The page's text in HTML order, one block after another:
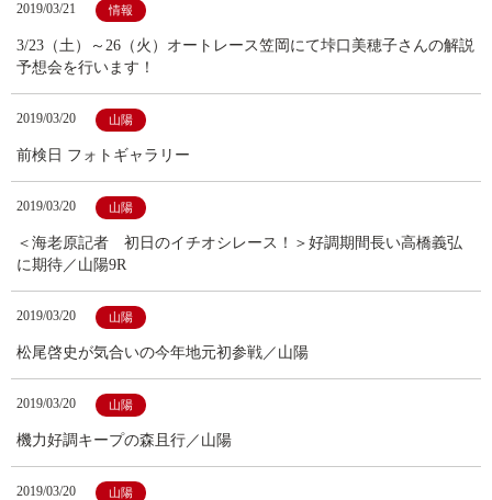
2019/03/21 情報
3/23（土）～26（火）オートレース笠岡にて垰口美穂子さんの解説
予想会を行います！
2019/03/20 山陽
前検日 フォトギャラリー
2019/03/20 山陽
＜海老原記者 初日のイチオシレース！＞好調期間長い高橋義弘
に期待／山陽9R
2019/03/20 山陽
松尾啓史が気合いの今年地元初参戦／山陽
2019/03/20 山陽
機力好調キープの森且行／山陽
2019/03/20 山陽